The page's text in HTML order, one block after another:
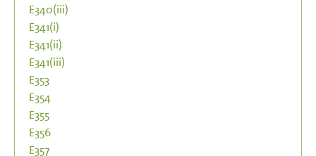
E340(iii)
E341(i)
E341(ii)
E341(iii)
E353
E354
E355
E356
E357